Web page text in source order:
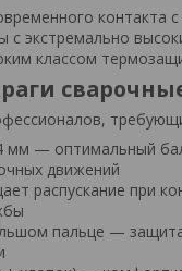
контакта
экстремально
классом
— оптимальный
движений
распускание при
пальце —